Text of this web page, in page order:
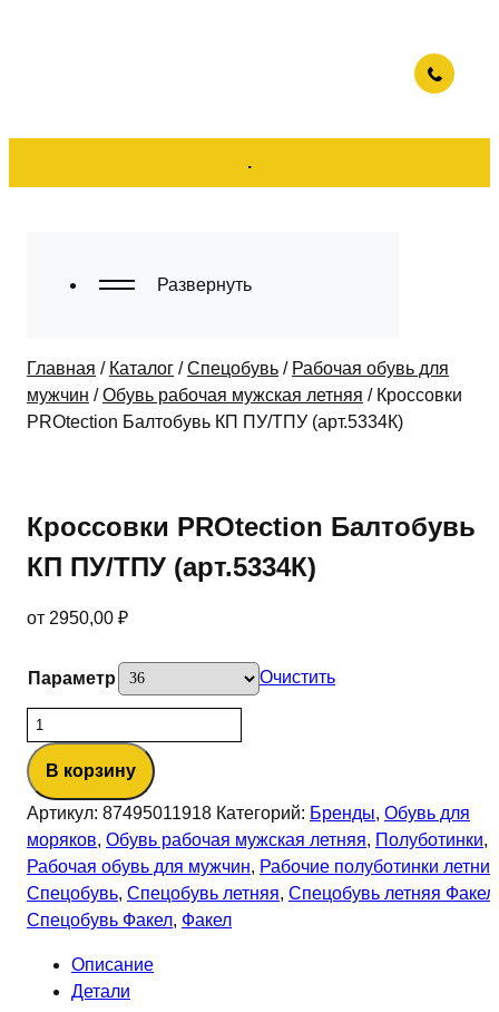
.
Главная / Каталог /Спецобувь / Рабочая обувь для
мужчин /Обувь рабочая мужская летняя / Кроссовки
PROtection Балтобувь КП ПУ/ТПУ (арт.5334К)
Кроссовки PROtection Балтобувь
КП ПУ/ТПУ (арт.5334К)
от 2950,00 ₽
Параметр Очистить
Количество
товара
Кроссовки
PROtection
Балтобувь
КП
ПУ/
ТПУ
(арт.5334К)
В корзину
Артикул: 87495011918 Категорий: Бренды, Обувь для
моряков, Обувь рабочая мужская летняя, Полуботинки,
Рабочая обувь для мужчин, Рабочие полуботинки летние
Спецобувь, Спецобувь летняя, Спецобувь летняя Факел
Спецобувь Факел, Факел
Описание
Детали
Развернуть